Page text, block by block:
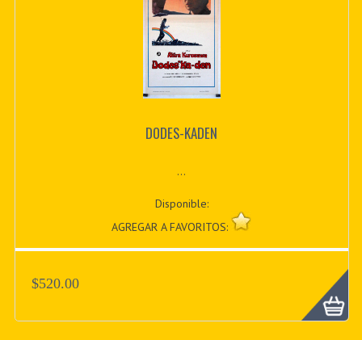
DODES-KADEN
...
Disponible:
AGREGAR A FAVORITOS:
$520.00